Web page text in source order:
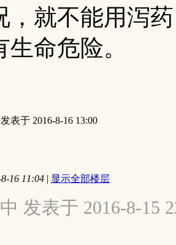
，就不能用泻
命危险。
发表于 2016-8-16 13:00
16 11:04 | 显示全部楼层
发表于 2016-8-15